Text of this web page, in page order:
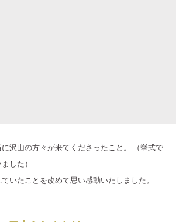
沢山の方々が来てくださったこと。 （挙式で
した）
いたことを改めて思い感動いたしました。